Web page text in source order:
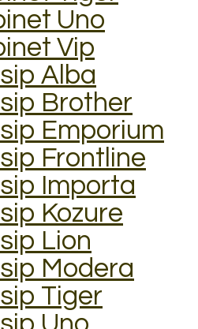
Uno
Vip
Alba
Brother
Emporium
Frontline
Importa
Kozure
Lion
Modera
Tiger